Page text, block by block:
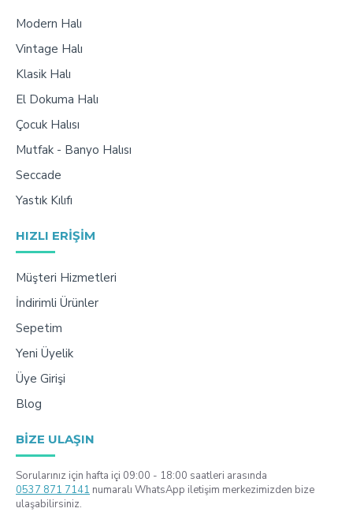
Modern Halı
Vintage Halı
Klasik Halı
El Dokuma Halı
Çocuk Halısı
Mutfak - Banyo Halısı
Seccade
Yastık Kılıfı
HIZLI ERIŞIM
Müşteri Hizmetleri
İndirimli Ürünler
Sepetim
Yeni Üyelik
Üye Girişi
Blog
BIZE ULAŞIN
Sorularınız için hafta içi 09:00 - 18:00 saatleri arasında
0537 871 7141 numaralı WhatsApp iletişim merkezimizden bize
ulaşabilirsiniz.